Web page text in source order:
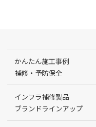
かんたん施工事例
補修・予防保全
インフラ補修製品
ブランドラインアップ